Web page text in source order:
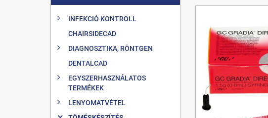
INFEKCIÓ KONTROLL
CHAIRSIDECAD
DIAGNOSZTIKA, RÖNTGEN
DENTALCAD
EGYSZERHASZNÁLATOS
TERMÉKEK
LENYOMATVÉTEL